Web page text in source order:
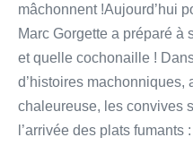
mâchonnent !Aujourd’hui
Marc Gorgette a préparé
et quelle cochonaille !
d’histoires
chaleureuse, les convives
l’arrivée des plats